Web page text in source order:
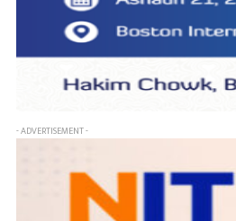
- ADVERTISEMENT -